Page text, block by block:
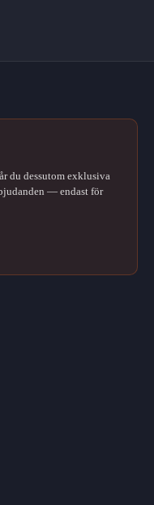
du dessutom exklusiva
— endast för